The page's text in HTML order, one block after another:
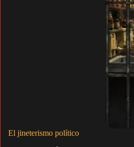
El jineterismo político